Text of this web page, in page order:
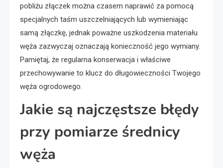
pobliżu złączek można czasem naprawić za pomocą
specjalnych taśm uszczelniających lub wymieniając
samą złączkę, jednak poważne uszkodzenia materiału
węża zazwyczaj oznaczają konieczność jego wymiany.
Pamiętaj, że regularna konserwacja i właściwe
przechowywanie to klucz do długowieczności Twojego
węża ogrodowego.
Jakie są najczęstsze błędy
przy pomiarze średnicy
węża